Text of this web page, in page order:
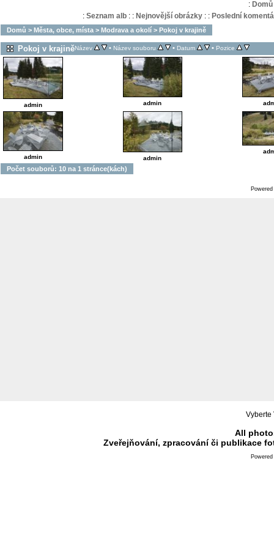
: Domů
: Seznam alb: : Nejnovější obrázky: : Poslední
Domů > Města, obce, místa > Modrava a okolí > Pokoj v krajině
Pokoj v krajiněNázev • Název souboru • Datum • Pozice
admin admin
admin admin
Počet souborů: 10 na 1 stránce(kách)
Vyberte
All
Zveřejňování, zpracování či publikace